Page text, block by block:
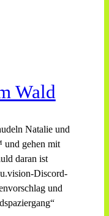
Wald
Natalie und
gehen mit
daran ist
Discord-
und